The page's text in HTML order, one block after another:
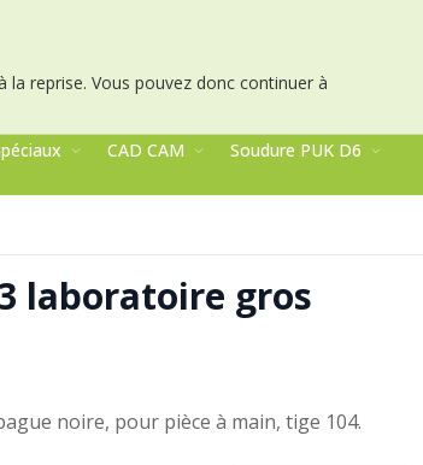
la reprise. Vous pouvez donc continuer à
CAD CAM
Soudure PUK D6
laboratoire gros
noire, pour pièce à main, tige 104.